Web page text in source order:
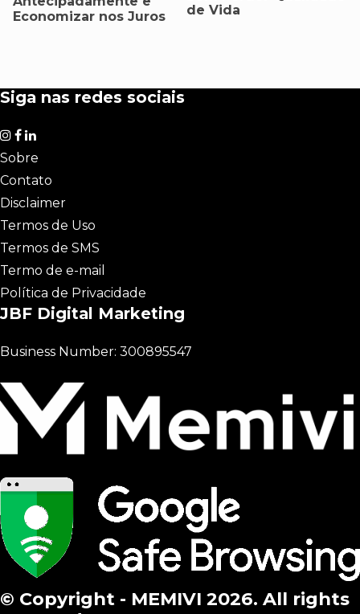
Economizar nos Juros
de Vida
Siga nas redes sociais
Sobre
Contato
Disclaimer
Termos de Uso
Termos de SMS
Termo de e-mail
Política de Privacidade
JBF Digital Marketing
Business Number: 300895547
© Copyright - MEMIVI 2026. All rights